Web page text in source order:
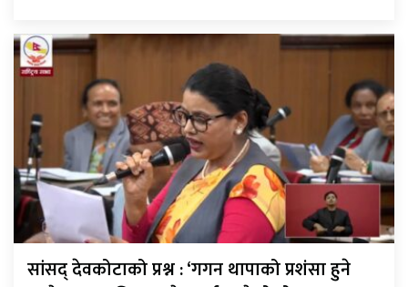
सांसद् देवकोटाको प्रश्न : ‘गगन थापाको प्रशंसा हुने